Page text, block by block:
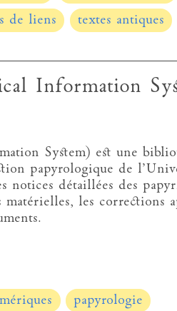
de liens textes antiques
Information
System) est une
papyrologique de
notices détaillées des
les corrections
papyrologie